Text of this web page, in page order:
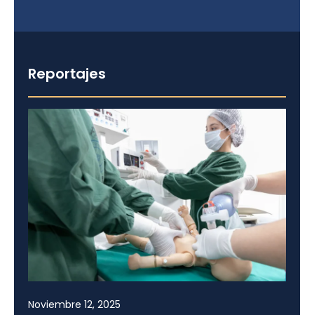
Reportajes
Noviembre 12, 2025